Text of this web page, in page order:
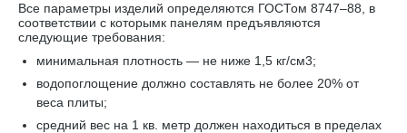
Все параметры изделий определяются ГОСТом 8747–88, в
соответствии с которымк панелям предъявляются
следующие требования:
минимальная плотность — не ниже 1,5 кг/см3;
водопоглощение должно составлять не более 20% от
веса плиты;
средний вес на 1 кв. метр должен находиться в пределах